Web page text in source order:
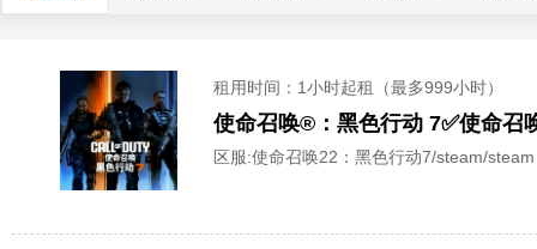
租用时间 ：1小时起租（最多999小时）
区服:使命召唤22：黑色行动7/steam/steam